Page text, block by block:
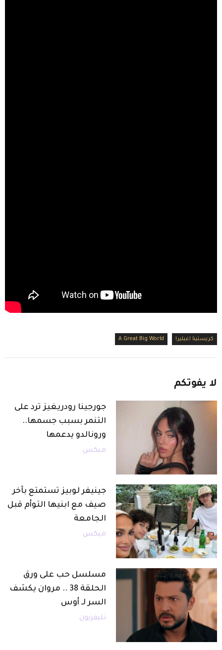
كريستينا اغيليرا A Great Big World
لا يفوتكم
جورجينا رودريغيز ترد على
التنمر بسبب جسمها..
ورونالدو يدعمها
ميكس
جينيفر لوبيز تستمتع بآخر
صيف مع ابنيها التوأم قبل
الجامعة
ميكس
مسلسل حب على ورق
الحلقة 38 .. مروان يكشف
السر لـ أوس
تليفزيون